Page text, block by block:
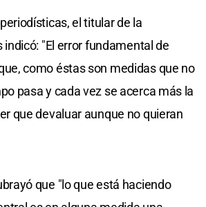
el titular de la
indicó: "El error fundamental de
como éstas son medidas que no
pasa y cada vez se acerca más la
que devaluar aunque no quieran
que "lo que está haciendo